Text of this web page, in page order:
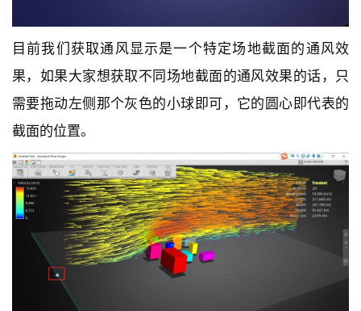
目前我们获取通风显示是一个特定场地截面的通风效
果，如果大家想获取不同场地截面的通风效果的话，只
需要拖动左侧那个灰色的小球即可，它的圆心即代表的
截面的位置。